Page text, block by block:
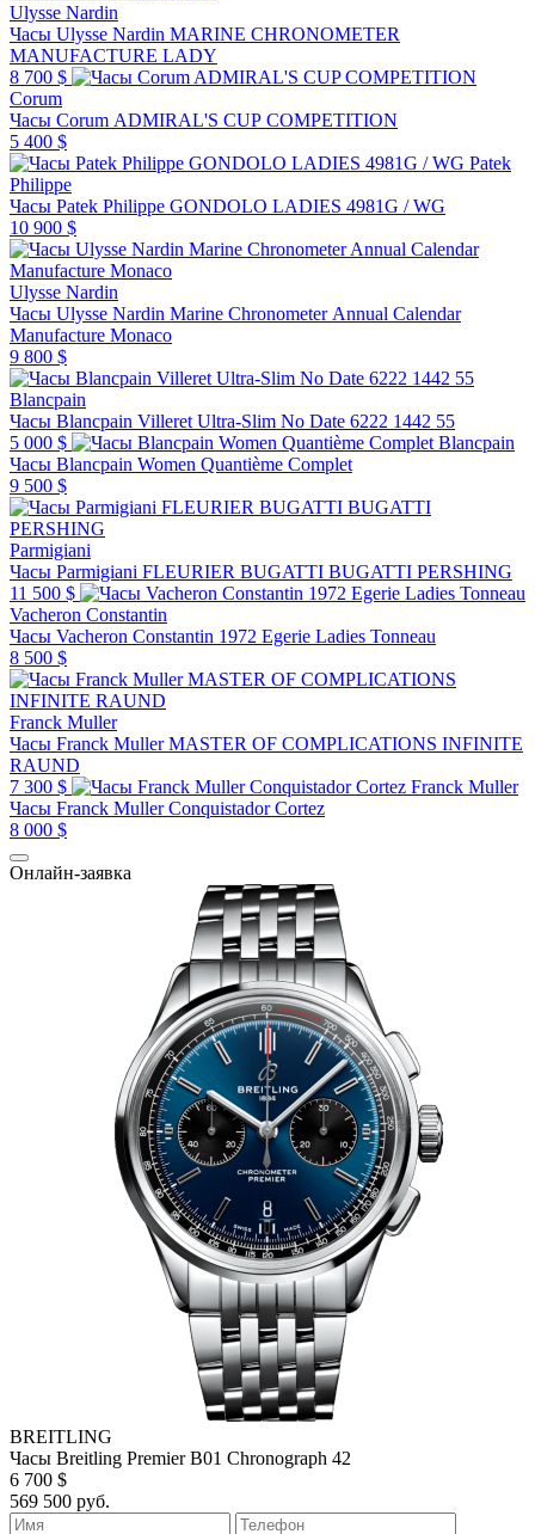
Ulysse Nardin
Часы Ulysse Nardin MARINE CHRONOMETER
MANUFACTURE LADY
8 700 $
Corum
Часы Corum ADMIRAL'S CUP COMPETITION
5 400 $
Patek
Philippe
Часы Patek Philippe GONDOLO LADIES 4981G / WG
10 900 $
Ulysse Nardin
Часы Ulysse Nardin Marine Chronometer Annual Calendar
Manufacture Monaco
9 800 $
Blancpain
Часы Blancpain Villeret Ultra-Slim No Date 6222 1442 55
5 000 $
Blancpain
Часы Blancpain Women Quantième Complet
9 500 $
Parmigiani
Часы Parmigiani FLEURIER BUGATTI BUGATTI PERSHING
11 500 $
Vacheron Constantin
Часы Vacheron Constantin 1972 Egerie Ladies Tonneau
8 500 $
Franck Muller
Часы Franck Muller MASTER OF COMPLICATIONS INFINITE
RAUND
7 300 $
Franck Muller
Часы Franck Muller Conquistador Cortez
8 000 $
Онлайн-заявка
BREITLING
Часы Breitling Premier B01 Chronograph 42
6 700 $
569 500 руб.